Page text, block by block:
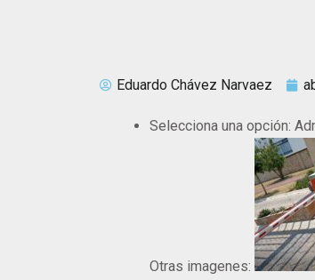
Eduardo Chávez Narvaez
Selecciona una opción:
Otras imagenes: